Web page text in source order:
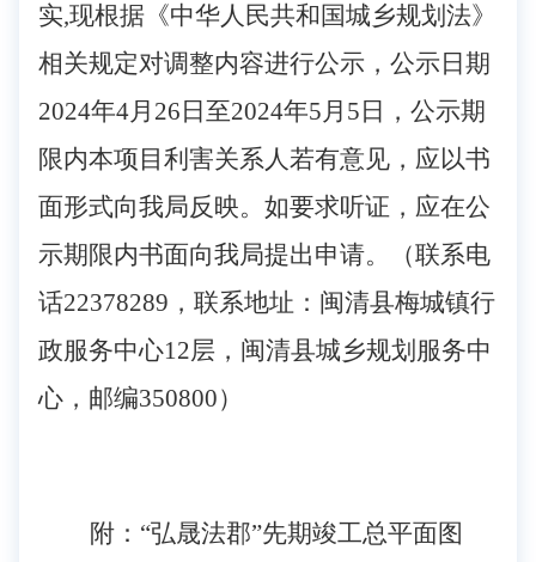
实,现根据《中华人民共和国城乡规划法》
相关规定对调整内容进行公示，公示日期
2024年4月 26 日至2024年5月 5 日，公示期
限内本项目利害关系人若有意见，应以书
面形式向我局反映。如要求听证，应在公
示期限内书面向我局提出申请。（联系电
话22378289，联系地址：闽清县梅城镇行
政服务中心12层，闽清县城乡规划 服务中
心 ，邮编350800）
附： “弘晟法郡”先期竣工总平面图